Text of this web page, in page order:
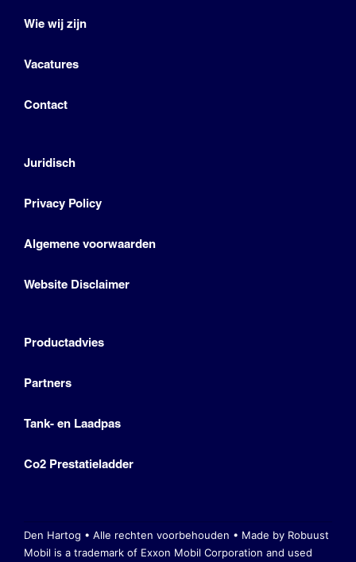
Wie wij zijn
Vacatures
Contact
Juridisch
Privacy Policy
Algemene voorwaarden
Website Disclaimer
Productadvies
Partners
Tank- en Laadpas
Co2 Prestatieladder
Den Hartog • Alle rechten voorbehouden • Made by Robuust
Mobil is a trademark of Exxon Mobil Corporation and used